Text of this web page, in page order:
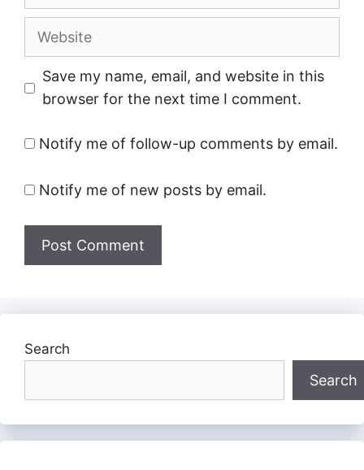
Website
Save my name, email, and website in this
browser for the next time I comment.
Notify me of follow-up comments by email.
Notify me of new posts by email.
Search
Search